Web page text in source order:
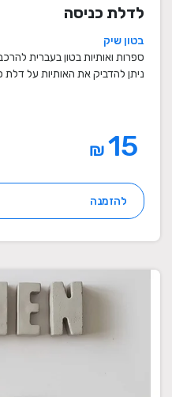
לדלת כניסה
בטון שיק
ספרות ואותיות בטון בעברית
ניתן להדביק את האותיות על דלת
₪
להזמנה